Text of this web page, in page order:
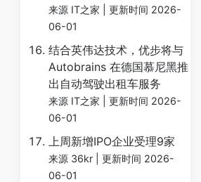
来源 IT之家
更新时间 2026-
06-01
结合英伟达技术，优步将与
Autobrains 在德国慕尼黑推
出自动驾驶出租车服务
来源 IT之家
更新时间 2026-
06-01
上周新增IPO企业受理9家
来源 36kr
更新时间 2026-
06-01